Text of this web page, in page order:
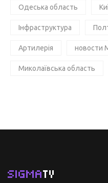
Одеська область
Інфраструктура
Артилерія новости
Миколаївська область
SIGMATV